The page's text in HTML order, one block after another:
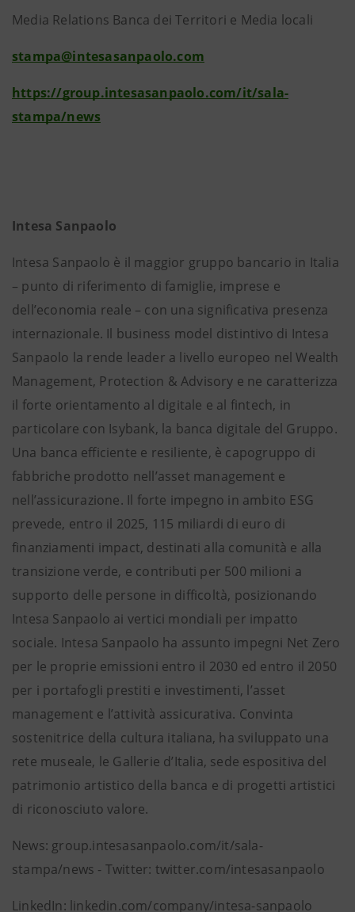
Media Relations Banca dei Territori e Media locali
stampa@intesasanpaolo.com
https://group.intesasanpaolo.com/it/sala-
stampa/news
Intesa Sanpaolo
Intesa Sanpaolo è il maggior gruppo bancario in Italia
– punto di riferimento di famiglie, imprese e
dell’economia reale – con una significativa presenza
internazionale. Il business model distintivo di Intesa
Sanpaolo la rende leader a livello europeo nel Wealth
Management, Protection & Advisory e ne caratterizza
il forte orientamento al digitale e al fintech, in
particolare con Isybank, la banca digitale del Gruppo.
Una banca efficiente e resiliente, è capogruppo di
fabbriche prodotto nell’asset management e
nell’assicurazione. Il forte impegno in ambito ESG
prevede, entro il 2025, 115 miliardi di euro di
finanziamenti impact, destinati alla comunità e alla
transizione verde, e contributi per 500 milioni a
supporto delle persone in difficoltà, posizionando
Intesa Sanpaolo ai vertici mondiali per impatto
sociale. Intesa Sanpaolo ha assunto impegni Net Zero
per le proprie emissioni entro il 2030 ed entro il 2050
per i portafogli prestiti e investimenti, l’asset
management e l’attività assicurativa. Convinta
sostenitrice della cultura italiana, ha sviluppato una
rete museale, le Gallerie d’Italia, sede espositiva del
patrimonio artistico della banca e di progetti artistici
di riconosciuto valore.
News: group.intesasanpaolo.com/it/sala-
stampa/news - Twitter: twitter.com/intesasanpaolo
LinkedIn: linkedin.com/company/intesa-sanpaolo